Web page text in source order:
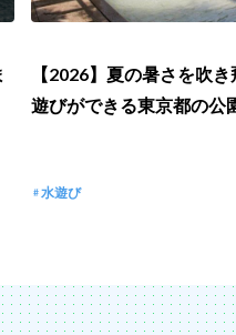
【2026】夏の暑さを吹
遊びができる東京都の公
水遊び